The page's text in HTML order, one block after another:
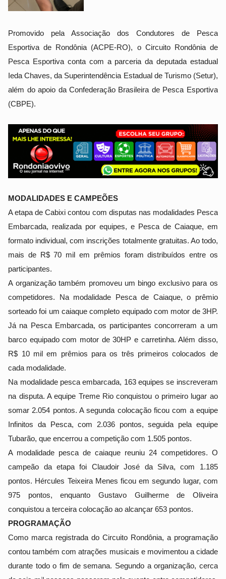
Promovido pela Associação dos Condutores de Pesca
Esportiva de Rondônia (ACPE-RO), o Circuito Rondônia de
Pesca Esportiva conta com a parceria da deputada estadual
Ieda Chaves, da Superintendência Estadual de Turismo (Setur),
além do apoio da Confederação Brasileira de Pesca Esportiva
(CBPE).
MODALIDADES E CAMPEÕES
A etapa de Cabixi contou com disputas nas modalidades Pesca
Embarcada, realizada por equipes, e Pesca de Caiaque, em
formato individual, com inscrições totalmente gratuitas. Ao todo,
mais de R$ 70 mil em prêmios foram distribuídos entre os
participantes.
A organização também promoveu um bingo exclusivo para os
competidores. Na modalidade Pesca de Caiaque, o prêmio
sorteado foi um caiaque completo equipado com motor de 3HP.
Já na Pesca Embarcada, os participantes concorreram a um
barco equipado com motor de 30HP e carretinha. Além disso,
R$ 10 mil em prêmios para os três primeiros colocados de
cada modalidade.
Na modalidade pesca embarcada, 163 equipes se inscreveram
na disputa. A equipe Treme Rio conquistou o primeiro lugar ao
somar 2.054 pontos. A segunda colocação ficou com a equipe
Infinitos da Pesca, com 2.036 pontos, seguida pela equipe
Tubarão, que encerrou a competição com 1.505 pontos.
A modalidade pesca de caiaque reuniu 24 competidores. O
campeão da etapa foi Claudoir José da Silva, com 1.185
pontos. Hércules Teixeira Menes ficou em segundo lugar, com
975 pontos, enquanto Gustavo Guilherme de Oliveira
conquistou a terceira colocação ao alcançar 653 pontos.
PROGRAMAÇÃO
Como marca registrada do Circuito Rondônia, a programação
contou também com atrações musicais e movimentou a cidade
durante todo o fim de semana. Segundo a organização, cerca